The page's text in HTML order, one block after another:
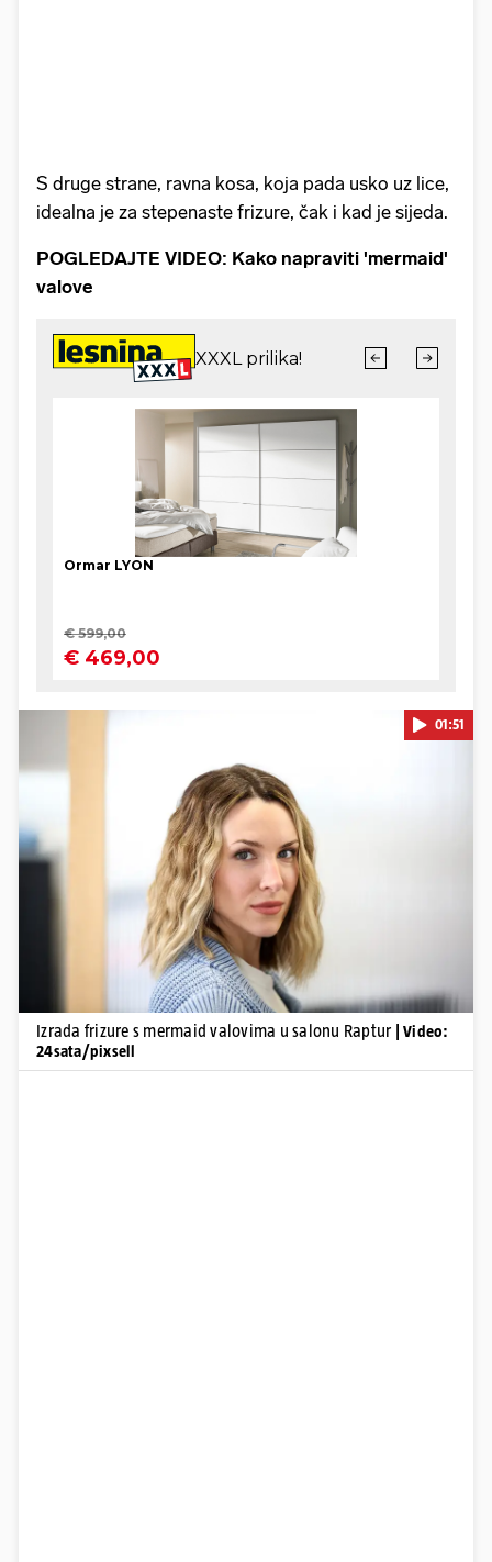
S druge strane, ravna kosa, koja pada usko uz lice,
idealna je za stepenaste frizure, čak i kad je sijeda.
POGLEDAJTE VIDEO: Kako napraviti 'mermaid'
valove
Pokretanje videa...
01:51
Izrada frizure s mermaid valovima u salonu Raptur
| Video:
24sata/pixsell